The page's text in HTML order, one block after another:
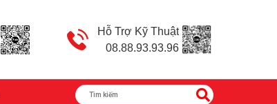
Hỗ Trợ Kỹ Thuật
08.88.93.93.96